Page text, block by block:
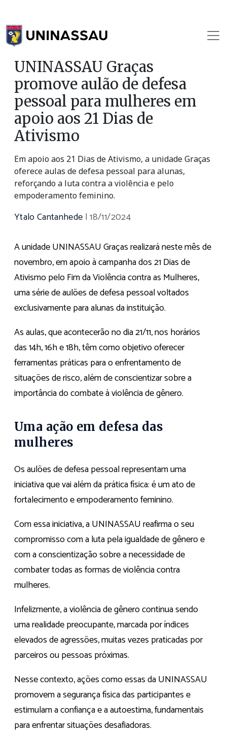
UNINASSAU Graças
promove aulão de defesa
pessoal para mulheres em
apoio aos 21 Dias de
Ativismo
Em apoio aos 21 Dias de Ativismo, a unidade Graças
oferece aulas de defesa pessoal para alunas,
reforçando a luta contra a violência e pelo
empoderamento feminino.
Ytalo Cantanhede |18/11/2024
A unidade UNINASSAU Graças realizará neste mês de
novembro, em apoio à campanha dos 21 Dias de
Ativismo pelo Fim da Violência contra as Mulheres,
uma série de aulões de defesa pessoal voltados
exclusivamente para alunas da instituição.
As aulas, que acontecerão no dia 21/11, nos horários
das 14h, 16h e 18h, têm como objetivo oferecer
ferramentas práticas para o enfrentamento de
situações de risco, além de conscientizar sobre a
importância do combate à violência de gênero.
Uma ação em defesa das
mulheres
Os aulões de defesa pessoal representam uma
iniciativa que vai além da prática física: é um ato de
fortalecimento e empoderamento feminino.
Com essa iniciativa, a UNINASSAU reafirma o seu
compromisso com a luta pela igualdade de gênero e
com a conscientização sobre a necessidade de
combater todas as formas de violência contra
mulheres.
Infelizmente, a violência de gênero continua sendo
uma realidade preocupante, marcada por índices
elevados de agressões, muitas vezes praticadas por
parceiros ou pessoas próximas.
Nesse contexto, ações como essas da UNINASSAU
promovem a segurança física das participantes e
estimulam a confiança e a autoestima, fundamentais
para enfrentar situações desafiadoras.